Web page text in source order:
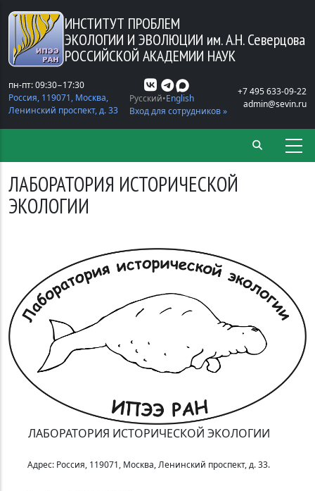
Перейти к основному содержанию
ИНСТИТУТ ПРОБЛЕМ
ЭКОЛОГИИ И ЭВОЛЮЦИИ им. А.Н. Северцова
РОССИЙСКОЙ АКАДЕМИИ НАУК
пн-пт: 09:30−17:30
Россия, 119071, Москва,
Ленинский проспект, д. 33
Русский English
Вход для сотрудников »
+7 495 633-09-22
admin@sevin.ru
ЛАБОРАТОРИЯ ИСТОРИЧЕСКОЙ
ЭКОЛОГИИ
ЛАБОРАТОРИЯ ИСТОРИЧЕСКОЙ ЭКОЛОГИИ
Адрес: Россия, 119071, Москва, Ленинский проспект, д. 33.